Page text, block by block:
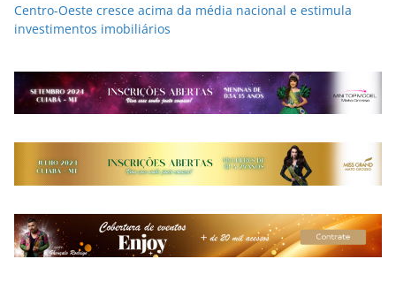
Centro-Oeste cresce acima da média nacional e estimula
investimentos imobiliários